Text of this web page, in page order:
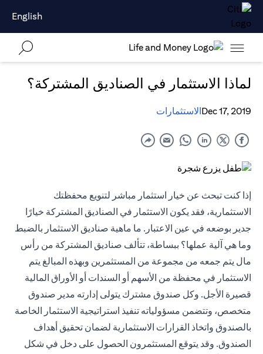
English
لماذا الاستثمار في الصناديق المشتركة؟
Dec 17, 2019الاستثمارات
إذا كنت تبحث عن خيار استثمار مباشر لتنويع محفظتك
الاستثمارية، فقد يكون الاستثمار في الصناديق المشتركة خيارًا
جدير بوضعه في عين الاعتبار. ما ماهية صناديق الاستثمار بالضبط
وما هي آلية عملها؟ ببساطة، تتألف صناديق المشتركة من رأس
مال يتم جمعه من مجموعة من المستثمرين وبهذه المبالغ يتم
الاستثمار في محفظة من الأسهم أو السندات أو الأوراق المالية
قصيرة الأجل. وكل صندوق مشترك يتولى إدارته مدير صندوق
متخصص، وتتضمن مسؤولياته تنفيذ استراتيجية الاستثمار الخاصة
بالصندوق واتخاذ القرارات الاستثمارية لضمان تحقيق أهداف
الصندوق. وقد يتوقع المستثمرون الحصول على دخل في شكل